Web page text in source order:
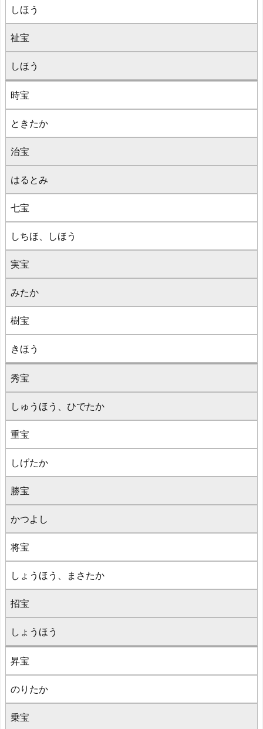
しほう
祉宝
しほう
時宝
ときたか
治宝
はるとみ
七宝
しちほ、しほう
実宝
みたか
樹宝
きほう
秀宝
しゅうほう、ひでたか
重宝
しげたか
勝宝
かつよし
将宝
しょうほう、まさたか
招宝
しょうほう
昇宝
のりたか
乗宝